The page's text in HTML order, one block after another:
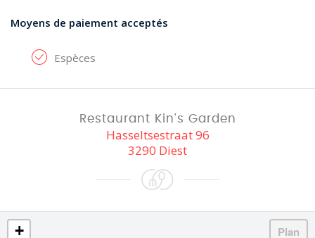
Moyens de paiement acceptés
Espèces
Restaurant Kin's Garden
Hasseltsestraat 96
3290 Diest
+